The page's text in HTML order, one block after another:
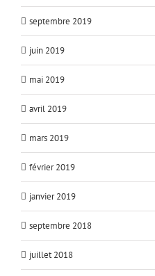
septembre 2019
juin 2019
mai 2019
avril 2019
mars 2019
février 2019
janvier 2019
septembre 2018
juillet 2018